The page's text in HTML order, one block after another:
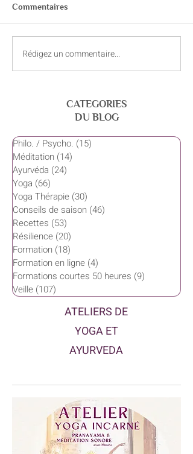
Galettes de légumes et de
Commentaires
Rédigez un commentaire...
CATEGORIES
DU BLOG
Philo. / Psycho. (15)
Méditation (14)
Ayurvéda (24)
Yoga (66)
Yoga Thérapie (30)
Conseils de saison (46)
Recettes (53)
Résilience (20)
Formation (18)
Formation en ligne (4)
Formations courtes 50 heures (9)
Veille (107)
ATELIERS DE
YOGA ET
AYURVEDA